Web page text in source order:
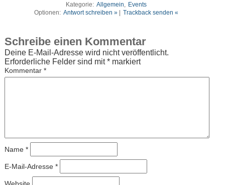
Kategorie: Allgemein, Events
Optionen: Antwort schreiben » Trackback senden «
Schreibe einen Kommentar
Deine E-Mail-Adresse wird nicht veröffentlicht.
Erforderliche Felder sind mit*markiert
Kommentar *
Name *
E-Mail-Adresse *
Website